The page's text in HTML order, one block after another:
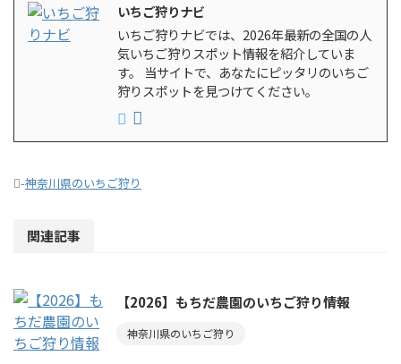
いちご狩りナビ
いちご狩りナビでは、2026年最新の全国の人
気いちご狩りスポット情報を紹介していま
す。 当サイトで、あなたにピッタリのいちご
狩りスポットを見つけてください。
-神奈川県のいちご狩り
関連記事
【2026】もちだ農園のいちご狩り情報
神奈川県のいちご狩り